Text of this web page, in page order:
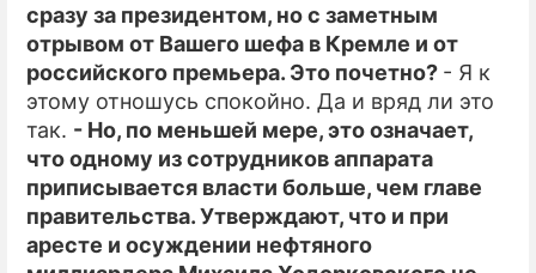
ПРЕСС-РЕЛИЗЫ
О ПРОЕКТЕ
сразу за президентом, но с заметным
отрывом от Вашего шефа в Кремле и от
российского премьера. Это почетно? - Я к
этому отношусь спокойно. Да и вряд ли это
так. - Но, по меньшей мере, это означает,
что одному из сотрудников аппарата
приписывается власти больше, чем главе
правительства. Утверждают, что и при
аресте и осуждении нефтяного